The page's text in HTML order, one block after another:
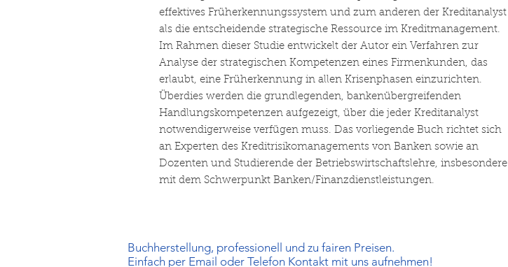
effektives Früherkennungssystem und zum anderen der Kreditanalyst
als die entscheidende strategische Ressource im Kreditmanagement.
Im Rahmen dieser Studie entwickelt der Autor ein Verfahren zur
Analyse der strategischen Kompetenzen eines Firmenkunden, das
erlaubt, eine Früherkennung in allen Krisenphasen einzurichten.
Überdies werden die grundlegenden, bankenübergreifenden
Handlungskompetenzen aufgezeigt, über die jeder Kreditanalyst
notwendigerweise verfügen muss. Das vorliegende Buch richtet sich
an Experten des Kreditrisikomanagements von Banken sowie an
Dozenten und Studierende der Betriebswirtschaftslehre, insbesondere
mit dem Schwerpunkt Banken/Finanzdienstleistungen.
Buchherstellung, professionell und zu fairen Preisen.
Einfach per Email oder Telefon Kontakt mit uns aufnehmen!